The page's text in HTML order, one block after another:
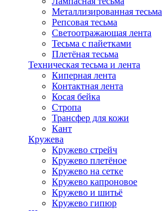
Металлизированная тесьма
Репсовая тесьма
Светоотражающая лента
Тесьма с пайетками
Плетёная тесьма
Техническая тесьма и лента
Киперная лента
Контактная лента
Косая бейка
Стропа
Трансфер для кожи
Кант
Кружева
Кружево стрейч
Кружево плетёное
Кружево на сетке
Кружево капроновое
Кружево и шитьё
Кружево гипюр